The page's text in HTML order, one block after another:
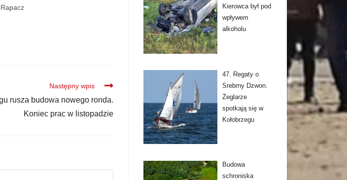
Następny wpis
rusza budowa nowego ronda.
Koniec prac w listopadzie
Kierowca był pod
wpływem
alkoholu
47. Regaty o
Srebrny Dzwon.
Żeglarze
spotkają się w
Kołobrzegu
Budowa
schroniska